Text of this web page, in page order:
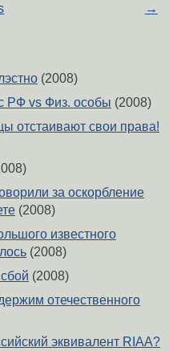
→
(2008)
РФ vs Физ. особы (2008)
отстаивают свои права!
за оскорбление
(2008)
известного
(2008)
(2008)
отечественного
эквивалент RIAA?